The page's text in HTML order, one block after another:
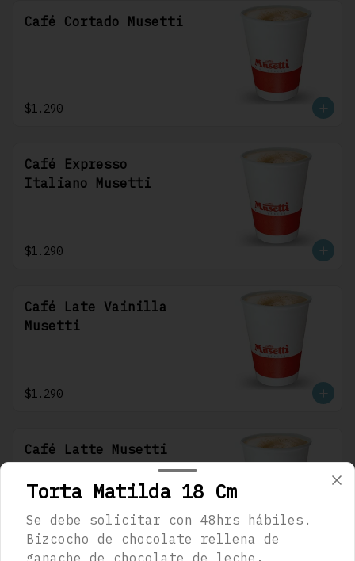
Café Cortado Musetti
$1.290
Café Expresso
Italiano Musetti
$1.290
Café Late Vainilla
Musetti
$1.290
Café Latte Musetti
$1.290
Torta Matilda 18 Cm
Se debe solicitar con 48hrs hábiles.
Bizcocho de chocolate rellena de
ganache de chocolate de leche,